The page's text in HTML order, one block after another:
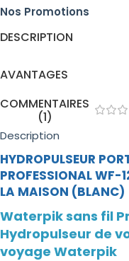
Nos Promotions
DESCRIPTION
AVANTAGES
COMMENTAIRES
(1)
Description
HYDROPULSEUR
PROFESSIONAL WF-
LA MAISON (BLANC)
Waterpik sans fil
Hydropulseur de
voyage Waterpik